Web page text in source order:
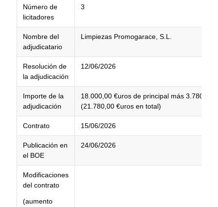
Número de
licitadores
3
Nombre del
adjudicatario
Limpiezas Promogarace, S.L.
Resolución de
la adjudicación
12/06/2026
Importe de la
adjudicación
18.000,00 €uros de principal más 3.780,00
(21.780,00 €uros en total)
Contrato 15/06/2026
Publicación en
el BOE
24/06/2026
Modificaciones
del contrato
(aumento